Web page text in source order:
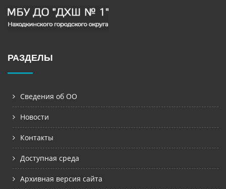
РАЗДЕЛЫ
Сведения об ОО
Новости
Контакты
Доступная среда
Архивная версия сайта